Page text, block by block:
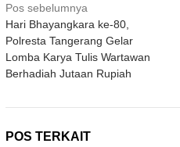
Navigasi
pos
Pos sebelumnya
Hari Bhayangkara ke-80,
Polresta Tangerang Gelar
Lomba Karya Tulis Wartawan
Berhadiah Jutaan Rupiah
POS TERKAIT